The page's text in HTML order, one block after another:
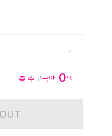
총 주문금액 0원